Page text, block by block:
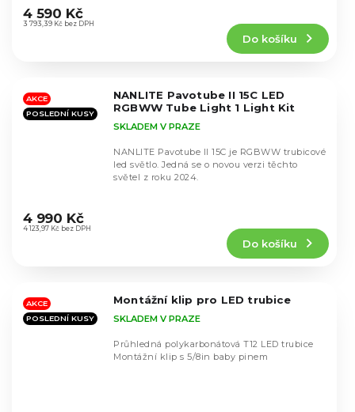
hodnocení
produktu
hvězdiček.
3 793,39 Kč bez DPH
4 590 Kč
Do košíku
AKCE
POSLEDNÍ KUSY
NANLITE Pavotube II 15C LED
RGBWW Tube Light 1 Light Kit
hodnocení
produktu
hvězdiček.
SKLADEM V PRAZE
4 123,97 Kč bez DPH
4 990 Kč
Do košíku
NANLITE Pavotube II 15C je RGBWW trubicové
led světlo. Jedná se o novou verzi těchto
světel z roku 2024.
AKCE
POSLEDNÍ KUSY
Montážní klip pro LED trubice
SKLADEM V PRAZE
Průhledná polykarbonátová T12 LED trubice
Montážní klip s 5/8in baby pinem